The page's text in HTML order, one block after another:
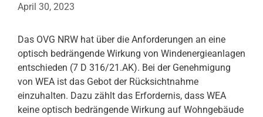
April 30, 2023
Das OVG NRW hat über die Anforderungen an eine
optisch bedrängende Wirkung von Windenergieanlagen
entschieden (7 D 316/21.AK). Bei der Genehmigung
von WEA ist das Gebot der Rücksichtnahme
einzuhalten. Dazu zählt das Erfordernis, dass WEA
keine optisch bedrängende Wirkung auf Wohngebäude